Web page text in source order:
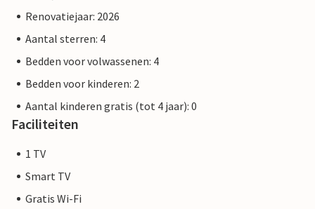
Renovatiejaar: 2026
Aantal sterren: 4
Bedden voor volwassenen: 4
Bedden voor kinderen: 2
Aantal kinderen gratis (tot 4 jaar): 0
Faciliteiten
1 TV
Smart TV
Gratis Wi-Fi